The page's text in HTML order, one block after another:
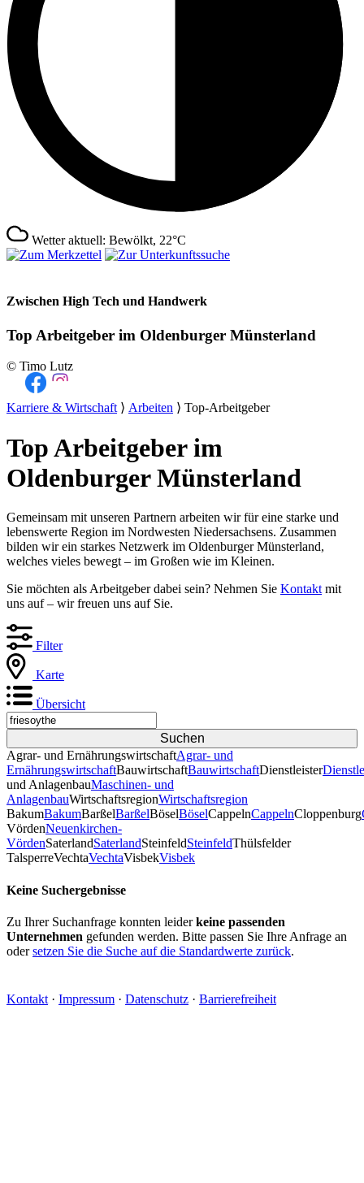
Wetter aktuell: Bewölkt, 22°C
Zwischen High Tech und Handwerk
Top Arbeitgeber im Oldenburger Münsterland
© Timo Lutz
Karriere & Wirtschaft⟩ Arbeiten ⟩ Top-Arbeitgeber
Top Arbeitgeber im
Oldenburger Münsterland
Gemeinsam mit unseren Partnern arbeiten wir für eine starke und
lebenswerte Region im Nordwesten Niedersachsens. Zusammen
bilden wir ein starkes Netzwerk im Oldenburger Münsterland,
welches vieles bewegt – im Großen wie im Kleinen.
Sie möchten als Arbeitgeber dabei sein? Nehmen Sie Kontakt mit
uns auf – wir freuen uns auf Sie.
Filter
Karte
Übersicht
Agrar- und ErnährungswirtschaftAgrar- und
ErnährungswirtschaftBauwirtschaftBauwirtschaftDienstleister
und AnlagenbauMaschinen- und
AnlagenbauWirtschaftsregionWirtschaftsregion
BakumBakumBarßelBarßelBöselBöselCappelnCappelnCloppenburg
VördenNeuenkirchen-
VördenSaterlandSaterlandSteinfeldSteinfeldThülsfelder
TalsperreVechtaVechtaVisbekVisbek
Keine Suchergebnisse
Zu Ihrer Suchanfrage konnten leiderkeine passenden
Unternehmen gefunden werden. Bitte passen Sie Ihre Anfrage an
odersetzen Sie die Suche auf die Standardwerte zurück.
Kontakt · Impressum · Datenschutz · Barrierefreiheit